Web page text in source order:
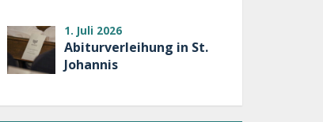
1. Juli 2026
Abiturverleihung in St.
Johannis